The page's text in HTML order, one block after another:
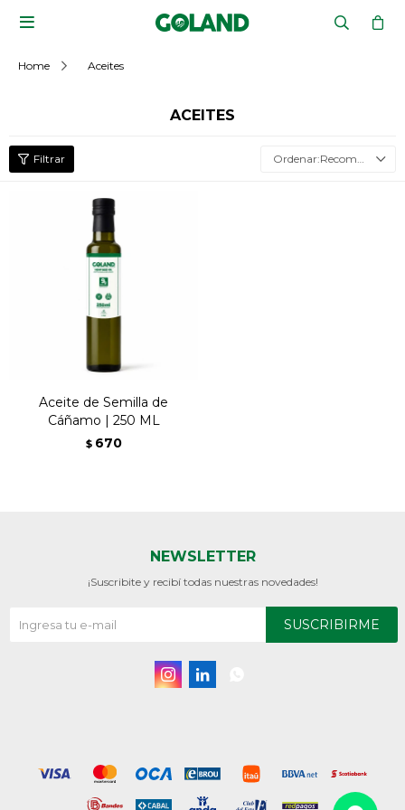

Home Aceites
ACEITES
Recomendados
Aceite de Semilla de
Cáñamo | 250 ML
$ 670
NEWSLETTER
¡Suscribite y recibí todas nuestras novedades!
SUSCRIBIRME
 